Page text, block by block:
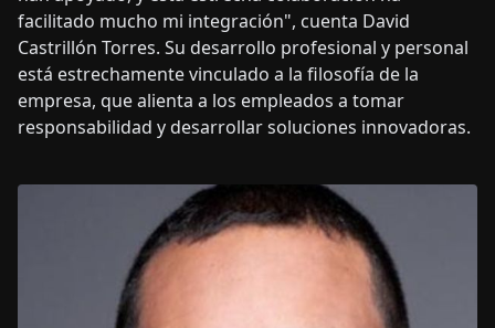
facilitado mucho mi integración", cuenta David
Castrillón Torres. Su desarrollo profesional y personal
está estrechamente vinculado a la filosofía de la
empresa, que alienta a los empleados a tomar
responsabilidad y desarrollar soluciones innovadoras.